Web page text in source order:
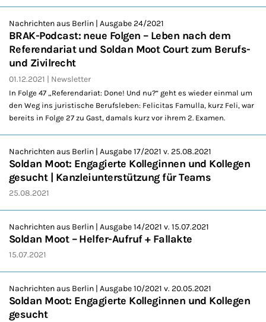
Nachrichten aus Berlin | Ausgabe 24/2021
BRAK-Podcast: neue Folgen – Leben nach dem
Referendariat und Soldan Moot Court zum Berufs-
und Zivilrecht
01.12.2021 Newsletter
In Folge 47 „Referendariat: Done! Und nu?“ geht es wieder einmal um
den Weg ins juristische Berufsleben: Felicitas Famulla, kurz Feli, war
bereits in Folge 27 zu Gast, damals kurz vor ihrem 2. Examen.
Nachrichten aus Berlin | Ausgabe 17/2021 v. 25.08.2021
Soldan Moot: Engagierte Kolleginnen und Kollegen
gesucht | Kanzleiunterstützung für Teams
25.08.2021
Nachrichten aus Berlin | Ausgabe 14/2021 v. 15.07.2021
Soldan Moot – Helfer-Aufruf + Fallakte
15.07.2021
Nachrichten aus Berlin | Ausgabe 10/2021 v. 20.05.2021
Soldan Moot: Engagierte Kolleginnen und Kollegen
gesucht